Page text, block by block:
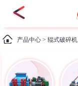
产品中心 >辊式破碎机